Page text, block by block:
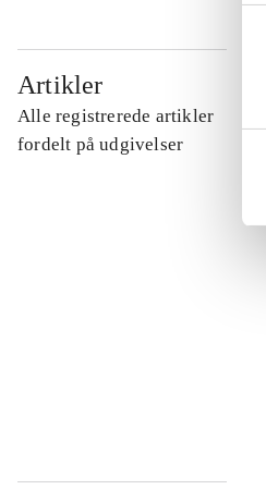
Artikler
Alle registrerede artikler
fordelt på udgivelser